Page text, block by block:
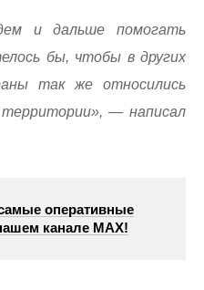
и дальше помогать
бы, чтобы в других
так же относились
— написал
оперативные
канале МАХ!